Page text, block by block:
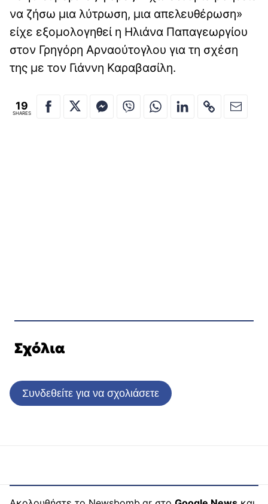
να ζήσω μια λύτρωση, μια απελευθέρωση»
είχε εξομολογηθεί η Ηλιάνα Παπαγεωργίου
στον Γρηγόρη Αρναούτογλου για τη σχέση
της με τον Γιάννη Καραβασίλη.
19
SHARES
Σχόλια
Συνδεθείτε για να σχολιάσετε